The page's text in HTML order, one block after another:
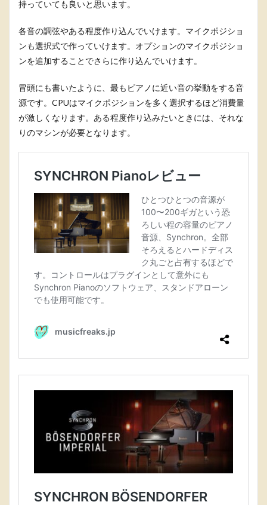
持っていても良いと思います。
各音の調弦やある程度作り込んでいけます。マイクポジショ
ンも選択式で作っていけます。オプションのマイクポジショ
ンを追加することでさらに作り込んでいけます。
冒頭にも書いたように、最もピアノに近い音の挙動をする音
源です。CPUはマイクポジションを多く選択するほど消費量
が激しくなります。ある程度作り込みたいときには、それな
りのマシンが必要となります。